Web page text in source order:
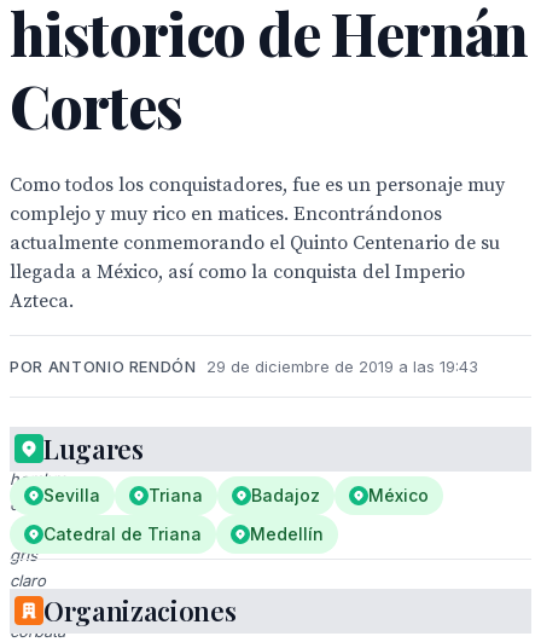
historico de Hernán
Cortes
Como todos los conquistadores, fue es un personaje muy
complejo y muy rico en matices. Encontrándonos
actualmente conmemorando el Quinto Centenario de su
llegada a México, así como la conquista del Imperio
Azteca.
POR ANTONIO RENDÓN 29 de diciembre de 2019 a las 19:43
Un
hombre
en
traje
gris
claro
y
corbata
Lugares
Sevilla Triana Badajoz
México
Catedral de Triana
Medellín
Organizaciones